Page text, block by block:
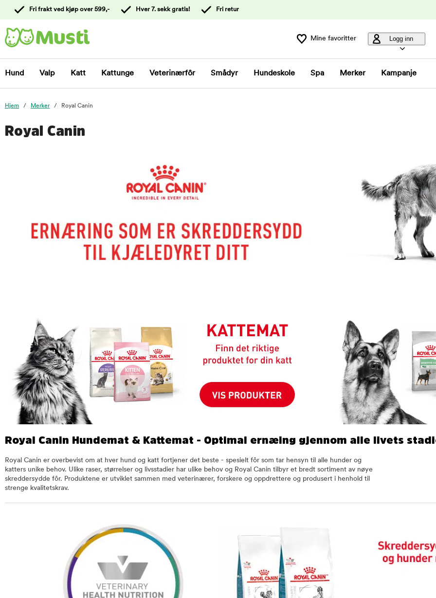
kundeservice
Fri frakt ved kjøp over 599,- Hver 7. sekk gratis! Fri retur
Mine favoritter Logg inn
Hund Valp Katt Kattunge Veterinærfôr Smådyr Hundeskole Spa Merker Kampanje
Hjem Merker Royal Canin
Royal Canin
Royal Canin Hundemat & Kattemat - Optimal ernæing gjennom alle livets
Royal Canin er overbevist om at hver hund og katt fortjener det beste - spesielt fôr som tar hensyn til alle hunder og
katters unike behov. Ulike raser, størrelser og livsstadier har ulike behov og Royal Canin tilbyr et bredt sortiment av nøye
skreddersydde fôr. Produktene er utviklet sammen med veterinærer, forskere og oppdrettere og produsert i henhold til
strenge kvalitetskrav.